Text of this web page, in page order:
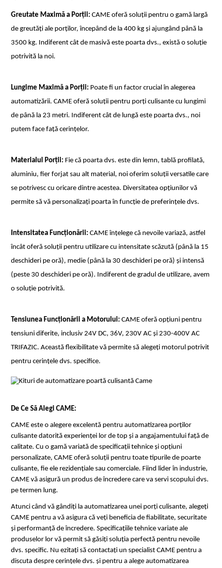
Greutate Maximă a Porții: CAME oferă soluții pentru o gamă largă
de greutăți ale porților, începând de la 400 kg și ajungând până la
3500 kg. Indiferent cât de masivă este poarta dvs., există o soluție
potrivită la noi.
Lungime Maximă a Porții: Poate fi un factor crucial în alegerea
automatizării. CAME oferă soluții pentru porți culisante cu lungimi
de până la 23 metri. Indiferent cât de lungă este poarta dvs., noi
putem face față cerințelor.
Materialul Porții: Fie că poarta dvs. este din lemn, tablă profilată,
aluminiu, fier forjat sau alt material, noi oferim soluții versatile care
se potrivesc cu oricare dintre acestea. Diversitatea opțiunilor vă
permite să vă personalizați poarta în funcție de preferințele dvs.
Intensitatea Funcționării: CAME înțelege că nevoile variază, astfel
încât oferă soluții pentru utilizare cu intensitate scăzută (până la 15
deschideri pe oră), medie (până la 30 deschideri pe oră) și intensă
(peste 30 deschideri pe oră). Indiferent de gradul de utilizare, avem
o soluție potrivită.
Tensiunea Funcționării a Motorului: CAME oferă opțiuni pentru
tensiuni diferite, inclusiv 24V DC, 36V, 230V AC și 230-400V AC
TRIFAZIC. Această flexibilitate vă permite să alegeți motorul potrivit
pentru cerințele dvs. specifice.
De Ce Să Alegi CAME:
CAME este o alegere excelentă pentru automatizarea porților
culisante datorită experienței lor de top și a angajamentului față de
calitate. Cu o gamă variată de specificații tehnice și opțiuni
personalizate, CAME oferă soluții pentru toate tipurile de poarte
culisante, fie ele rezidențiale sau comerciale. Fiind lider în industrie,
CAME vă asigură un produs de încredere care va servi scopului dvs.
pe termen lung.
Atunci când vă gândiți la automatizarea unei porți culisante, alegeți
CAME pentru a vă asigura că veți beneficia de fiabilitate, securitate
și performanță de încredere. Specificațiile tehnice variate ale
produselor lor vă permit să găsiți soluția perfectă pentru nevoile
dvs. specific. Nu ezitați să contactați un specialist CAME pentru a
discuta despre cerințele dvs. și pentru a alege automatizarea